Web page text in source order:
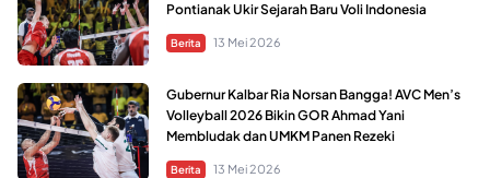
Pontianak Ukir Sejarah Baru Voli Indonesia
Berita 13 Mei 2026
Gubernur Kalbar Ria Norsan Bangga! AVC Men’s
Volleyball 2026 Bikin GOR Ahmad Yani
Membludak dan UMKM Panen Rezeki
Berita 13 Mei 2026